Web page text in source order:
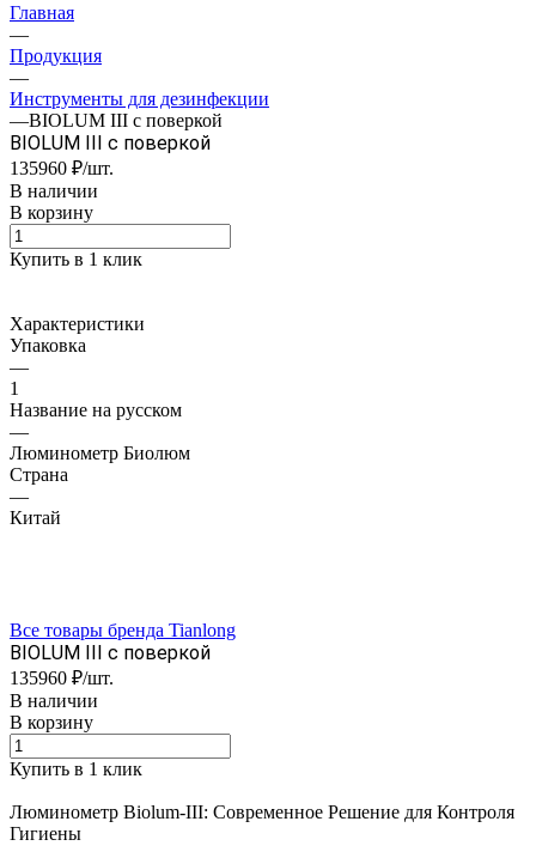
Главная
—
Продукция
—
Инструменты для дезинфекции
—BIOLUM III с поверкой
BIOLUM III с поверкой
135960 ₽/шт.
В наличии
В корзину
Купить в 1 клик
Характеристики
Упаковка
—
1
Название на русском
—
Люминометр Биолюм
Страна
—
Китай
Все товары бренда Tianlong
BIOLUM III с поверкой
135960 ₽/шт.
В наличии
В корзину
Купить в 1 клик
Люминометр Biolum-III: Современное Решение для Контроля
Гигиены